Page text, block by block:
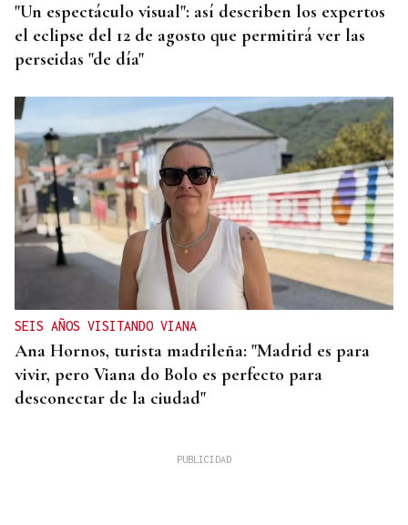
"Un espectáculo visual": así describen los expertos
el eclipse del 12 de agosto que permitirá ver las
perseidas "de día"
SEIS AÑOS VISITANDO VIANA
Ana Hornos, turista madrileña: "Madrid es para
vivir, pero Viana do Bolo es perfecto para
desconectar de la ciudad"